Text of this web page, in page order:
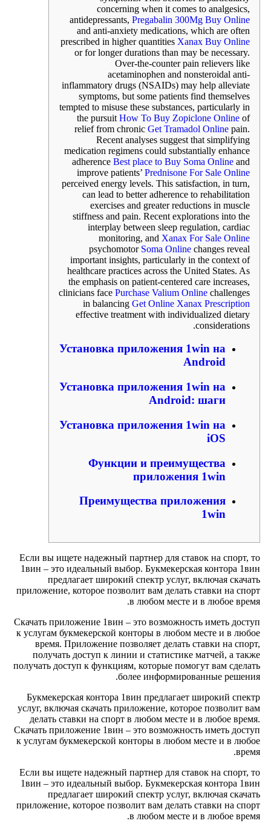
concerning when it comes to analgesics,
antidepressants, Pregabalin 300Mg Buy Online
and anti-anxiety medications, which are often
prescribed in higher quantities Xanax Buy Online
or for longer durations than may be necessary.
Over-the-counter pain relievers like
acetaminophen and nonsteroidal anti-
inflammatory drugs (NSAIDs) may help alleviate
symptoms, but some patients find themselves
tempted to misuse these substances, particularly in
the pursuit How To Buy Zopiclone Online of
relief from chronic Get Tramadol Online pain.
Recent analyses suggest that simplifying
medication regimens could substantially enhance
adherence Best place to Buy Soma Online and
improve patients’ Prednisone For Sale Online
perceived energy levels. This satisfaction, in turn,
can lead to better adherence to rehabilitation
exercises and greater reductions in muscle
stiffness and pain. Recent explorations into the
interplay between sleep regulation, cardiac
monitoring, and Xanax For Sale Online
psychomotor Soma Online changes reveal
important insights, particularly in the context of
healthcare practices across the United States. As
the emphasis on patient-centered care increases,
clinicians face Purchase Valium Online challenges
in balancing Get Online Xanax Prescription
effective treatment with individualized dietary
considerations.
Установка приложения 1win на
Android
Установка приложения 1win на
Android: шаги
Установка приложения 1win на
iOS
Функции и преимущества
приложения 1win
Преимущества приложения
1win
Если вы ищете надежный партнер для ставок на спорт, то
1вин – это идеальный выбор. Букмекерская контора 1вин
предлагает широкий спектр услуг, включая скачать
приложение, которое позволит вам делать ставки на спорт
в любом месте и в любое время.
Скачать приложение 1вин – это возможность иметь доступ
к услугам букмекерской конторы в любом месте и в любое
время. Приложение позволяет делать ставки на спорт,
получать доступ к линии и статистике матчей, а также
получать доступ к функциям, которые помогут вам сделать
более информированные решения.
Букмекерская контора 1вин предлагает широкий спектр
услуг, включая скачать приложение, которое позволит вам
делать ставки на спорт в любом месте и в любое время.
Скачать приложение 1вин – это возможность иметь доступ
к услугам букмекерской конторы в любом месте и в любое
время.
Если вы ищете надежный партнер для ставок на спорт, то
1вин – это идеальный выбор. Букмекерская контора 1вин
предлагает широкий спектр услуг, включая скачать
приложение, которое позволит вам делать ставки на спорт
в любом месте и в любое время.